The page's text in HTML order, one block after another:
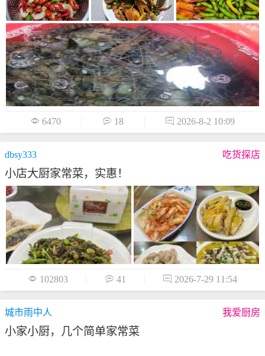
 6470  18  2026-8-2 10:09
dbsy333 吃货探店
小店大厨家常菜，实惠！
 102803  41  2026-7-29 11:54
城市雨中人 我爱厨房
小家小厨，几个简单家常菜